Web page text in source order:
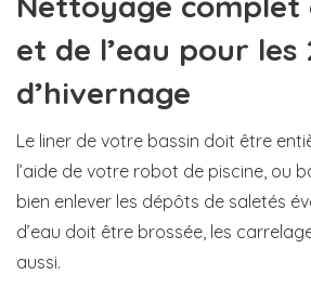
et de l’eau pour les
d’hivernage
Le liner de votre bassin doit être
l’aide de votre robot de piscine, ou
bien enlever les dépôts de saletés
d’eau doit être brossée, les
aussi.